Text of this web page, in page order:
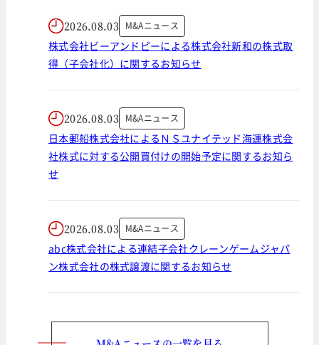
2026.08.03 M&Aニュース
株式会社ビーアンドピーによる株式会社新和の株式取
得（子会社化）に関するお知らせ
2026.08.03 M&Aニュース
日本郵船株式会社によるＮＳユナイテッド海運株式会
社株式に対する公開買付けの開始予定に関するお知ら
せ
2026.08.03 M&Aニュース
abc株式会社による連結子会社クレーンゲームジャパ
ン株式会社の株式譲渡に関するお知らせ